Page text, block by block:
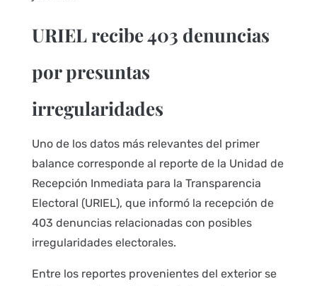
URIEL recibe 403 denuncias
por presuntas
irregularidades
Uno de los datos más relevantes del primer
balance corresponde al reporte de la Unidad de
Recepción Inmediata para la Transparencia
Electoral (URIEL), que informó la recepción de
403 denuncias relacionadas con posibles
irregularidades electorales.
Entre los reportes provenientes del exterior se